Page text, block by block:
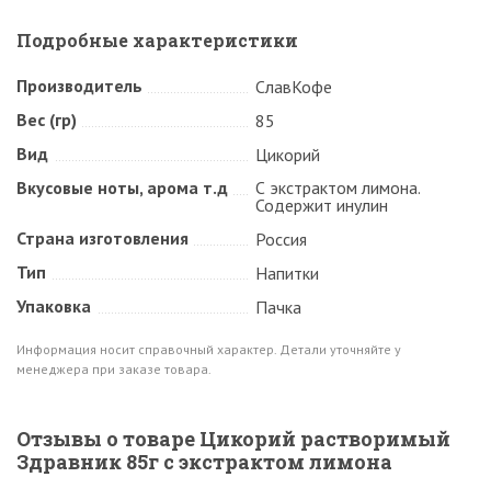
Подробные характеристики
Производитель
СлавКофе
Вес (гр)
85
Вид
Цикорий
Вкусовые ноты, арома т.д
С экстрактом лимона.
Содержит инулин
Страна изготовления
Россия
Тип
Напитки
Упаковка
Пачка
Информация носит справочный характер. Детали уточняйте у
менеджера при заказе товара.
Отзывы о товаре Цикорий растворимый
Здравник 85г с экстрактом лимона